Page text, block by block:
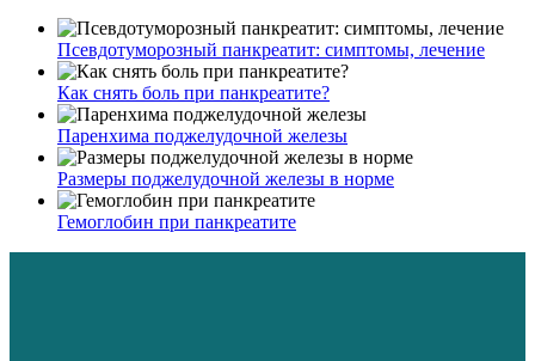
Псевдотуморозный панкреатит: симптомы, лечение
Как снять боль при панкреатите?
Паренхима поджелудочной железы
Размеры поджелудочной железы в норме
Гемоглобин при панкреатите